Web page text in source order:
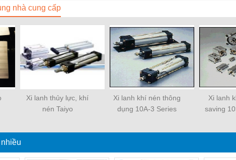
nhà cung cấp
Xi lanh thủy lực, khí
nén Taiyo
Xi lanh khí nén thông
dụng 10A-3 Series
Xi lanh
saving